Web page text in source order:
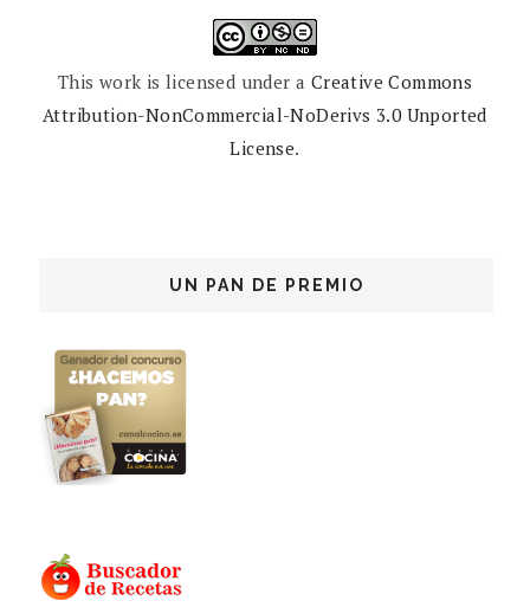
This work is licensed under a Creative Commons
Attribution-NonCommercial-NoDerivs 3.0 Unported
License.
UN PAN DE PREMIO